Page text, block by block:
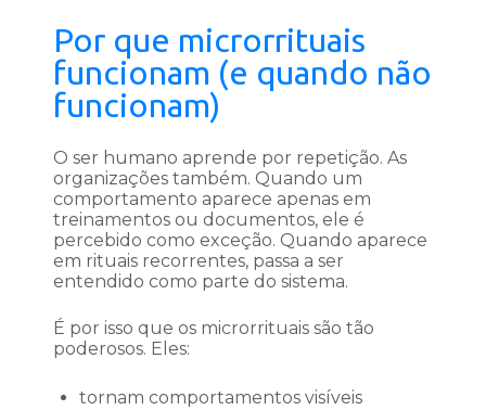
Por que microrrituais
funcionam (e quando não
funcionam)
O ser humano aprende por repetição. As
organizações também. Quando um
comportamento aparece apenas em
treinamentos ou documentos, ele é
percebido como exceção. Quando aparece
em rituais recorrentes, passa a ser
entendido como parte do sistema.
É por isso que os microrrituais são tão
poderosos. Eles:
tornam comportamentos visíveis